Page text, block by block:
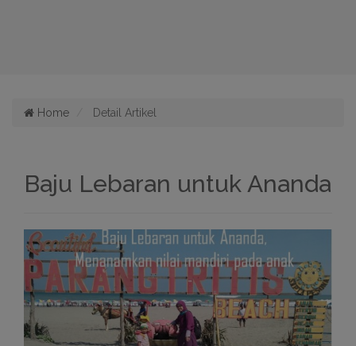
Home Detail Artikel
Baju Lebaran untuk Ananda